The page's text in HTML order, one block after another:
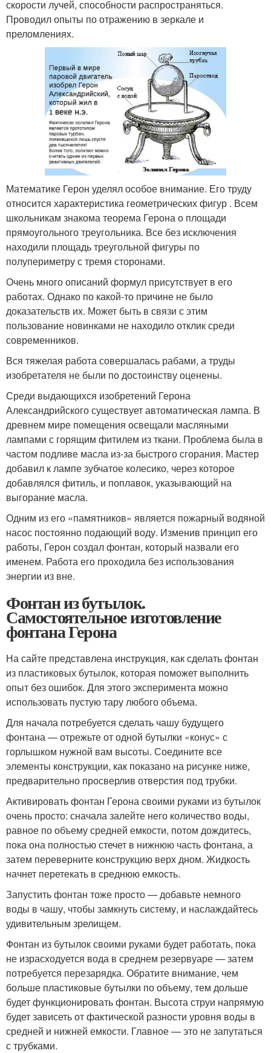
скорости лучей, способности распространяться.
Проводил опыты по отражению в зеркале и
преломлениях.
Математике Герон уделял особое внимание. Его труду
относится характеристика геометрических фигур . Всем
школьникам знакома теорема Герона о площади
прямоугольного треугольника. Все без исключения
находили площадь треугольной фигуры по
полупериметру с тремя сторонами.
Очень много описаний формул присутствует в его
работах. Однако по какой-то причине не было
доказательств их. Может быть в связи с этим
пользование новинками не находило отклик среди
современников.
Вся тяжелая работа совершалась рабами, а труды
изобретателя не были по достоинству оценены.
Среди выдающихся изобретений Герона
Александрийского существует автоматическая лампа. В
древнем мире помещения освещали масляными
лампами с горящим фитилем из ткани. Проблема была в
частом подливе масла из-за быстрого сгорания. Мастер
добавил к лампе зубчатое колесико, через которое
добавлялся фитиль, и поплавок, указывающий на
выгорание масла.
Одним из его «памятников» является пожарный водяной
насос постоянно подающий воду. Изменив принцип его
работы, Герон создал фонтан, который назвали его
именем. Работа его проходила без использования
энергии из вне.
Фонтан из бутылок.
Самостоятельное изготовление
фонтана Герона
На сайте представлена инструкция, как сделать фонтан
из пластиковых бутылок, которая поможет выполнить
опыт без ошибок. Для этого эксперимента можно
использовать пустую тару любого объема.
Для начала потребуется сделать чашу будущего
фонтана — отрежьте от одной бутылки «конус» с
горлышком нужной вам высоты. Соедините все
элементы конструкции, как показано на рисунке ниже,
предварительно просверлив отверстия под трубки.
Активировать фонтан Герона своими руками из бутылок
очень просто: сначала залейте него количество воды,
равное по объему средней емкости, потом дождитесь,
пока она полностью стечет в нижнюю часть фонтана, а
затем переверните конструкцию верх дном. Жидкость
начнет перетекать в среднюю емкость.
Запустить фонтан тоже просто — добавьте немного
воды в чашу, чтобы замкнуть систему, и наслаждайтесь
удивительным зрелищем.
Фонтан из бутылок своими руками будет работать, пока
не израсходуется вода в среднем резервуаре — затем
потребуется перезарядка. Обратите внимание, чем
больше пластиковые бутылки по объему, тем дольше
будет функционировать фонтан. Высота струи напрямую
будет зависеть от фактической разности уровня воды в
средней и нижней емкости. Главное — это не запутаться
с трубками.